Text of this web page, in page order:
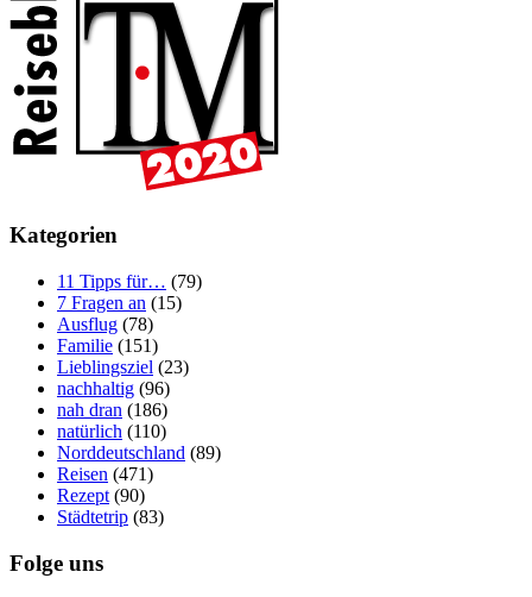
Kategorien
11 Tipps für… (79)
7 Fragen an (15)
Ausflug (78)
Familie (151)
Lieblingsziel (23)
nachhaltig (96)
nah dran (186)
natürlich (110)
Norddeutschland (89)
Reisen (471)
Rezept (90)
Städtetrip (83)
Folge uns